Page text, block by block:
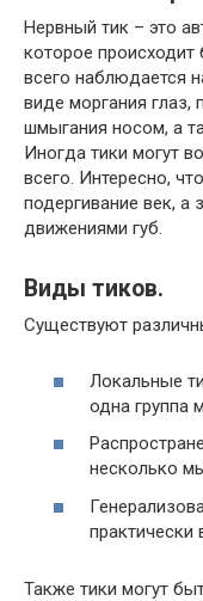
Нервный тик – это
которое
всего наблюдается
виде моргания глаз,
шмыгания носом, а
Иногда тики могут
всего. Интересно,
подергивание век, а
движениями губ.
Виды тиков.
Существуют
Локальные
одна группа
несколько
практически
Также тики могут